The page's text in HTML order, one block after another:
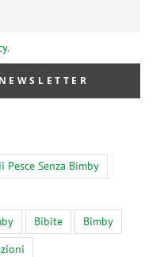
.
Pesce Senza Bimby
Bibite
Bimby